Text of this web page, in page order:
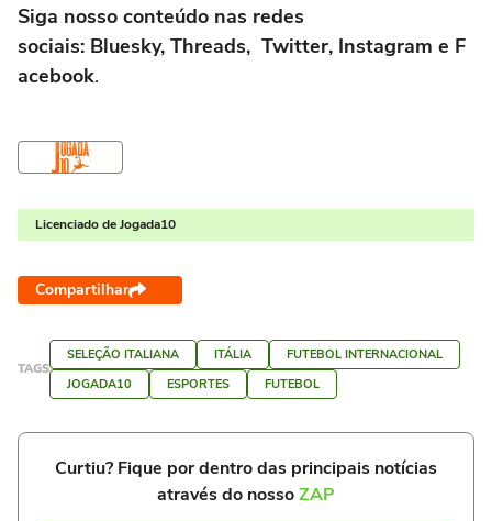
Siga nosso conteúdo nas redes
sociais: Bluesky, Threads, Twitter, Instagram e F
acebook.
Licenciado de Jogada10
Compartilhar
TAGS
SELEÇÃO ITALIANA ITÁLIA
FUTEBOL INTERNACIONAL
JOGADA10
ESPORTES FUTEBOL
Curtiu? Fique por dentro das principais notícias
através do nossoZAP